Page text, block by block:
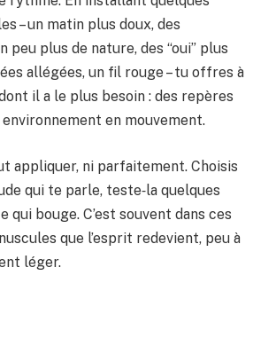
– un matin plus doux, des
peu plus de nature, des “oui” plus
allégées, un fil rouge – tu offres à
il a le plus besoin : des repères
en mouvement.
appliquer, ni parfaitement. Choisis
qui te parle, teste‑la quelques
qui bouge. C’est souvent dans ces
que l’esprit redevient, peu à
léger.